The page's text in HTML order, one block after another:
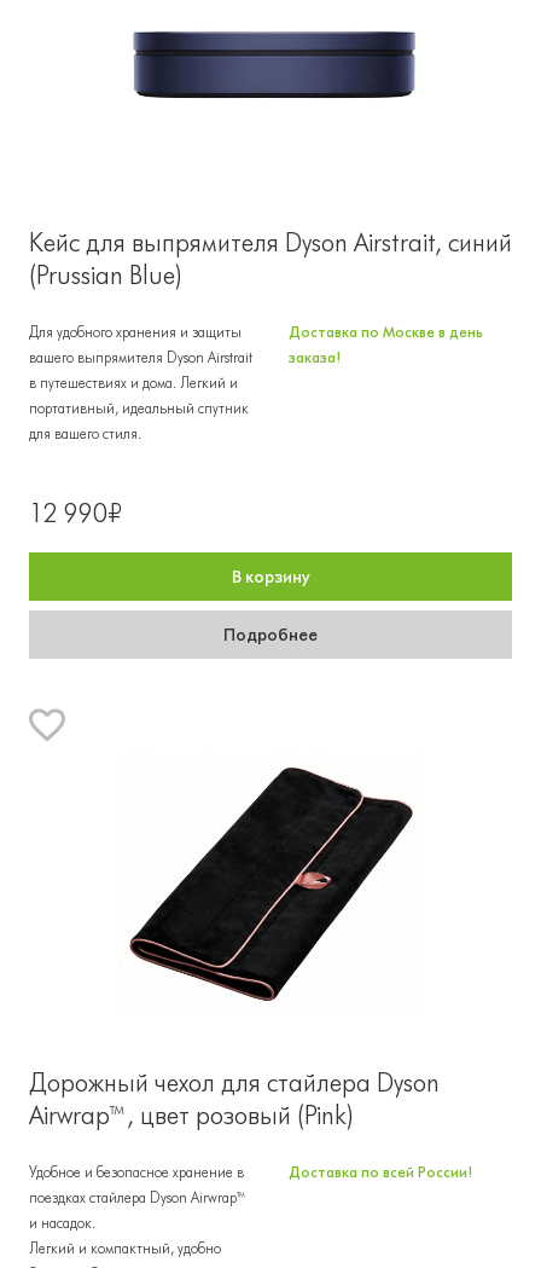
Кейс для выпрямителя Dyson Airstrait, синий
(Prussian Blue)
Для удобного хранения и защиты
вашего выпрямителя Dyson Airstrait
в путешествиях и дома. Легкий и
портативный, идеальный спутник
для вашего стиля.
Доставка по Москве в день
заказа!
12 990₽
В корзину
Подробнее
Дорожный чехол для стайлера Dyson
Airwrap™, цвет розовый (Pink)
Удобное и безопасное хранение в
поездках стайлера Dyson Airwrap™
и насадок.
Легкий и компактный, удобно
Доставка по всей России!